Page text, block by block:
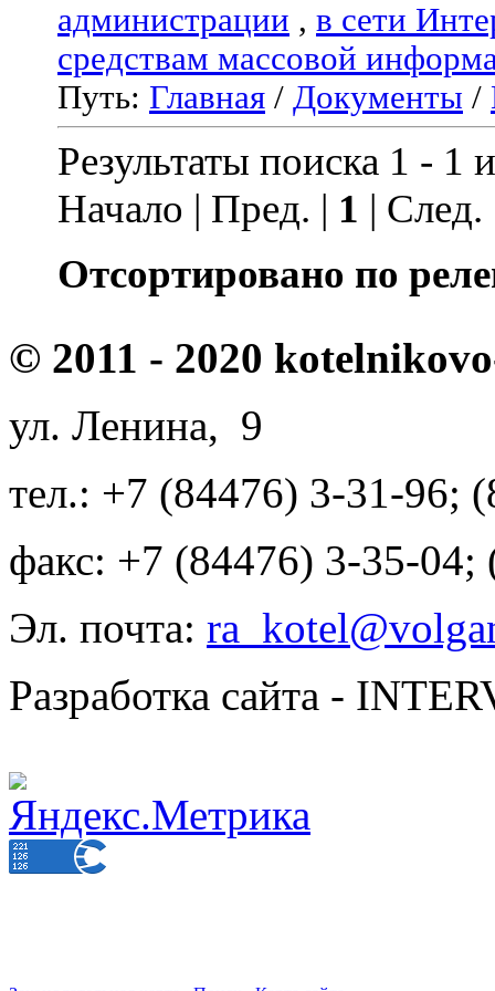
администрации , в сети
средствам массовой
Путь: Главная / Документы /
Результаты поиска 1 - 1
Начало | Пред. | 1 |
Отсортировано по
© 2011 - 2020
ул. Ленина, 9
тел.: +7 (84476) 3-31-96;
факс: +7 (84476) 3-35-04;
Эл. почта:
Разработка сайта -